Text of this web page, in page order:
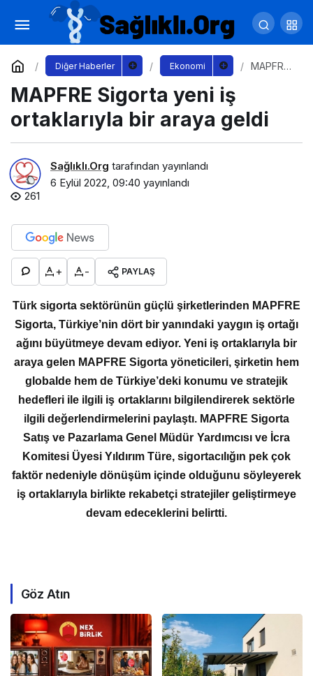
Diğer Haberler Ekonomi
MAPFRE
a bir
araya
MAPFRE Sigorta yeni iş
ortaklarıyla bir araya geldi
Sağlıklı.Org tarafından yayınlandı
6 Eylül 2022, 09:40 yayınlandı
261
+ - PAYLAŞ
Türk sigorta sektörünün güçlü şirketlerinden MAPFRE
Sigorta, Türkiye’nin dört bir yanındaki yaygın iş ortağı
ağını büyütmeye devam ediyor. Yeni iş ortaklarıyla bir
araya gelen MAPFRE Sigorta yöneticileri, şirketin hem
globalde hem de Türkiye’deki konumu ve stratejik
hedefleri ile ilgili iş ortaklarını bilgilendirerek sektörle
ilgili değerlendirmelerini paylaştı. MAPFRE Sigorta
Satış ve Pazarlama Genel Müdür Yardımcısı ve İcra
Komitesi Üyesi Yıldırım Türe, sigortacılığın pek çok
faktör nedeniyle dönüşüm içinde olduğunu söyleyerek
iş ortaklarıyla birlikte rekabetçi stratejiler geliştirmeye
devam edeceklerini belirtti.
Göz Atın
OKX Türkiye, başlattığı Meet-Up serisinin
ilkini Coinoxs’ta düzenledi
Yorum Yap Paylaş